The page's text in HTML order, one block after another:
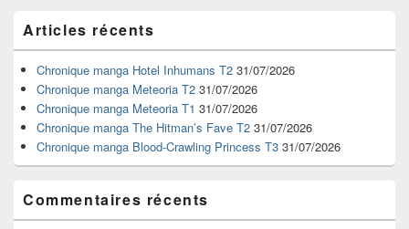
principale
de
widget
pour
barre
latérale
Articles récents
Chronique manga Hotel Inhumans T2 31/07/2026
Chronique manga Meteoria T2 31/07/2026
Chronique manga Meteoria T1 31/07/2026
Chronique manga The Hitman’s Fave T2 31/07/2026
Chronique manga Blood-Crawling Princess T3 31/07/2026
Commentaires récents